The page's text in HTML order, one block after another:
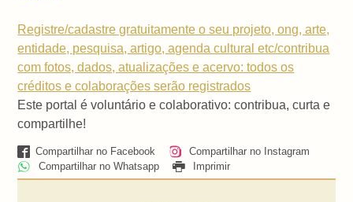
Registre/cadastre gratuitamente o seu projeto, ong, arte,
entidade, pesquisa, artigo, agenda cultural etc/contribua
com fotos, dados, atualizações e acervo: todos os
créditos e colaborações serão registrados
Este portal é voluntário e colaborativo: contribua, curta e
compartilhe!
Compartilhar no Facebook
Compartilhar no Instagram
Compartilhar no Whatsapp
Imprimir